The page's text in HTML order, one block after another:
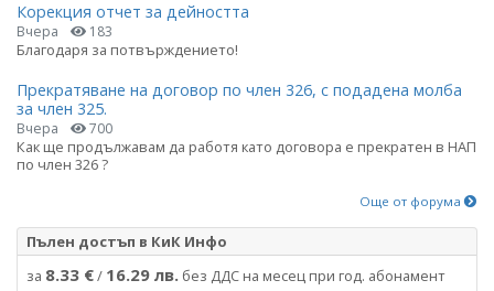
Корекция отчет за дейността
Вчера 183
Благодаря за потвърждението!
Прекратяване на договор по член 326, с подадена молба
за член 325.
Вчера 700
Как ще продължавам да работя като договора е прекратен в НАП
по член 326 ?
Още от форума
Пълен достъп в КиК Инфо
за 8.33 €/ 16.29 лв. без ДДС на месец при год. абонамент